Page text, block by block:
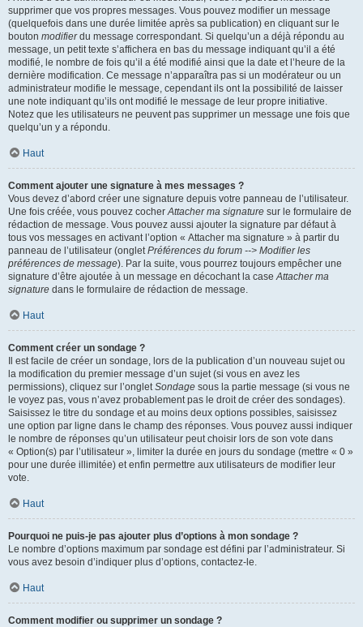
supprimer que vos propres messages. Vous pouvez modifier un message
(quelquefois dans une durée limitée après sa publication) en cliquant sur le
bouton modifierdu message correspondant. Si quelqu’un a déjà répondu au
message, un petit texte s’affichera en bas du message indiquant qu’il a été
modifié, le nombre de fois qu’il a été modifié ainsi que la date et l’heure de la
dernière modification. Ce message n’apparaîtra pas si un modérateur ou un
administrateur modifie le message, cependant ils ont la possibilité de laisser
une note indiquant qu’ils ont modifié le message de leur propre initiative.
Notez que les utilisateurs ne peuvent pas supprimer un message une fois que
quelqu’un y a répondu.
Haut
Comment ajouter une signature à mes messages ?
Vous devez d’abord créer une signature depuis votre panneau de l’utilisateur.
Une fois créée, vous pouvez cocherAttacher ma signature sur le formulaire de
rédaction de message. Vous pouvez aussi ajouter la signature par défaut à
tous vos messages en activant l’option « Attacher ma signature » à partir du
panneau de l’utilisateur (ongletPréférences du forum --> Modifier les
préférences de message). Par la suite, vous pourrez toujours empêcher une
signature d’être ajoutée à un message en décochant la caseAttacher ma
signature dans le formulaire de rédaction de message.
Haut
Comment créer un sondage ?
Il est facile de créer un sondage, lors de la publication d’un nouveau sujet ou
la modification du premier message d’un sujet (si vous en avez les
permissions), cliquez sur l’ongletSondage sous la partie message (si vous ne
le voyez pas, vous n’avez probablement pas le droit de créer des sondages).
Saisissez le titre du sondage et au moins deux options possibles, saisissez
une option par ligne dans le champ des réponses. Vous pouvez aussi indiquer
le nombre de réponses qu’un utilisateur peut choisir lors de son vote dans
« Option(s) par l’utilisateur », limiter la durée en jours du sondage (mettre « 0 »
pour une durée illimitée) et enfin permettre aux utilisateurs de modifier leur
vote.
Haut
Pourquoi ne puis-je pas ajouter plus d’options à mon sondage ?
Le nombre d’options maximum par sondage est défini par l’administrateur. Si
vous avez besoin d’indiquer plus d’options, contactez-le.
Haut
Comment modifier ou supprimer un sondage ?